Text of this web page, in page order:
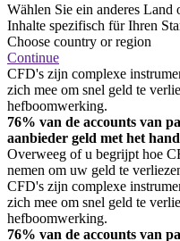
Wählen Sie ein anderes Land
Inhalte spezifisch für Ihren
Choose country or region
Continue
CFD's zijn complexe
zich mee om snel geld te
hefboomwerking.
76% van de accounts van
aanbieder geld met het
Overweeg of u begrijpt hoe
nemen om uw geld te
CFD's zijn complexe
zich mee om snel geld te
hefboomwerking.
76% van de accounts van